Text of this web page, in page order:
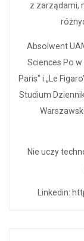
z zarządami,
Absolwent
Sciences Po w
Paris" i „Le
Studium
Nie uczy
Linkedin: